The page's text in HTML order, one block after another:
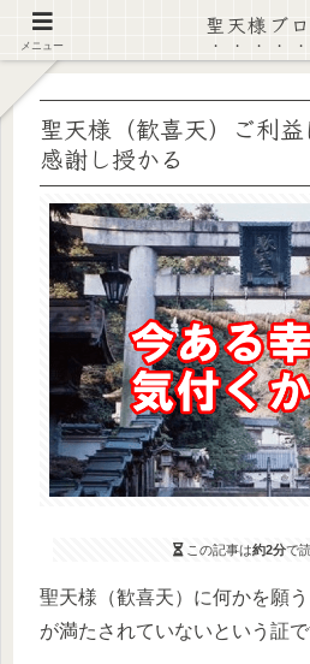
【注意喚起】偽サイト及び偽
聖天様（歓喜天）ご利
感謝し授かる
この記事は約2分で
聖天様（歓喜天）に何かを願
が満たされていないという証で
メニュー
聖天様ブ